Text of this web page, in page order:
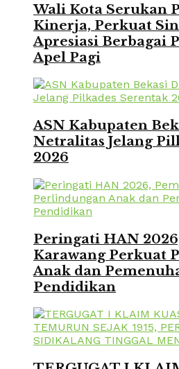
Wali Kota Serukan
Kinerja, Perkuat
Apresiasi Berbagai
Apel Pagi
ASN Kabupaten
Netralitas Jelang
2026
Peringati HAN
Karawang Perkuat
Anak dan
Pendidikan